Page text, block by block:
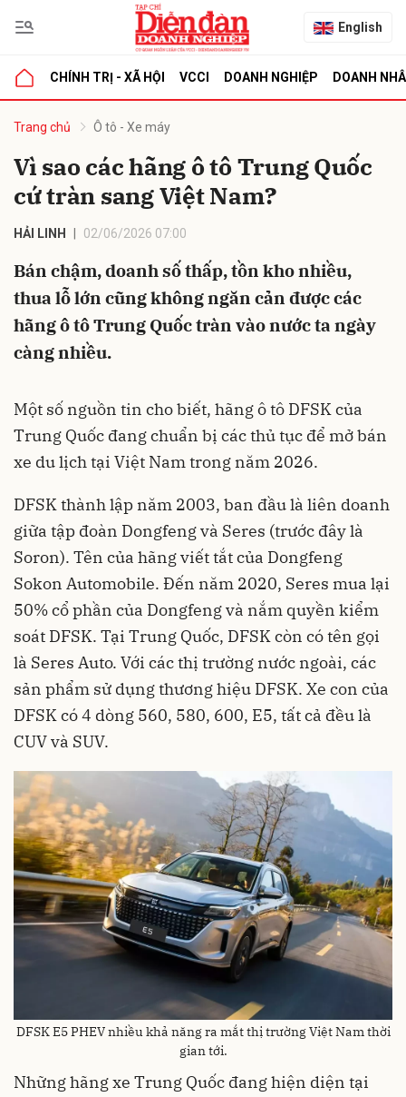
English
CHÍNH TRỊ - XÃ HỘI VCCI DOANH NGHIỆP DOANH
Trang chủ Ô tô - Xe máy
Vì sao các hãng ô tô Trung Quốc
cứ tràn sang Việt Nam?
HẢI LINH 02/06/2026 07:00
Bán chậm, doanh số thấp, tồn kho nhiều,
thua lỗ lớn cũng không ngăn cản được các
hãng ô tô Trung Quốc tràn vào nước ta ngày
càng nhiều.
Một số nguồn tin cho biết, hãng ô tô DFSK của
Trung Quốc đang chuẩn bị các thủ tục để mở bán
xe du lịch tại Việt Nam trong năm 2026.
DFSK thành lập năm 2003, ban đầu là liên doanh
giữa tập đoàn Dongfeng và Seres (trước đây là
Soron). Tên của hãng viết tắt của Dongfeng
Sokon Automobile. Đến năm 2020, Seres mua lại
50% cổ phần của Dongfeng và nắm quyền kiểm
soát DFSK. Tại Trung Quốc, DFSK còn có tên gọi
là Seres Auto. Với các thị trường nước ngoài, các
sản phẩm sử dụng thương hiệu DFSK. Xe con của
DFSK có 4 dòng 560, 580, 600, E5, tất cả đều là
CUV và SUV.
DFSK E5 PHEV nhiều khả năng ra mắt thị trường Việt Nam thời
gian tới.
Những hãng xe Trung Quốc đang hiện diện tại
luận
Hủy